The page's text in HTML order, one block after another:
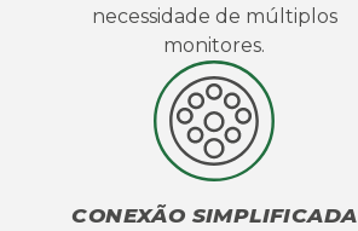
necessidade de múltiplos
monitores.
CONEXÃO SIMPLIFICADA